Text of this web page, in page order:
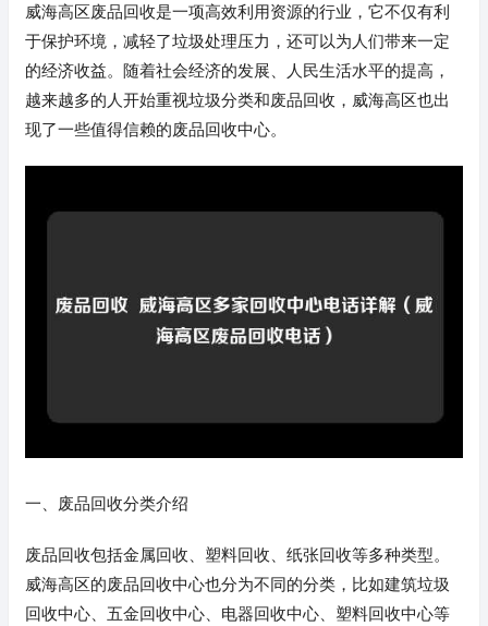
威海高区废品回收是一项高效利用资源的行业，它不仅有利
于保护环境，减轻了垃圾处理压力，还可以为人们带来一定
的经济收益。随着社会经济的发展、人民生活水平的提高，
越来越多的人开始重视垃圾分类和废品回收，威海高区也出
现了一些值得信赖的废品回收中心。
一、废品回收分类介绍
废品回收包括金属回收、塑料回收、纸张回收等多种类型。
威海高区的废品回收中心也分为不同的分类，比如建筑垃圾
回收中心、五金回收中心、电器回收中心、塑料回收中心等